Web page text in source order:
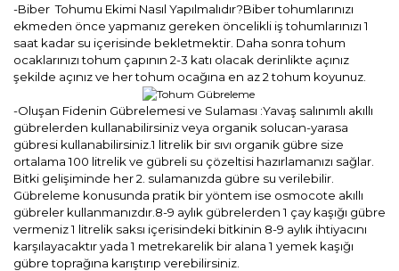
-Biber Tohumu Ekimi Nasıl Yapılmalıdır?Biber tohumlarınızı
ekmeden önce yapmanız gereken öncelikli iş tohumlarınızı 1
saat kadar su içerisinde bekletmektir. Daha sonra tohum
ocaklarınızı tohum çapının 2-3 katı olacak derinlikte açınız
şekilde açınız ve her tohum ocağına en az 2 tohum koyunuz.
-Oluşan Fidenin Gübrelemesi ve Sulaması :Yavaş salınımlı akıllı
gübrelerden kullanabilirsiniz veya organik solucan-yarasa
gübresi kullanabilirsiniz.1 litrelik bir sıvı organik gübre size
ortalama 100 litrelik ve gübreli su çözeltisi hazırlamanızı sağlar.
Bitki gelişiminde her 2. sulamanızda gübre su verilebilir.
Gübreleme konusunda pratik bir yöntem ise osmocote akıllı
gübreler kullanmanızdır.8-9 aylık gübrelerden 1 çay kaşığı gübre
vermeniz 1 litrelik saksı içerisindeki bitkinin 8-9 aylık ihtiyacını
karşılayacaktır yada 1 metrekarelik bir alana 1 yemek kaşığı
gübre toprağına karıştırıp verebilirsiniz.